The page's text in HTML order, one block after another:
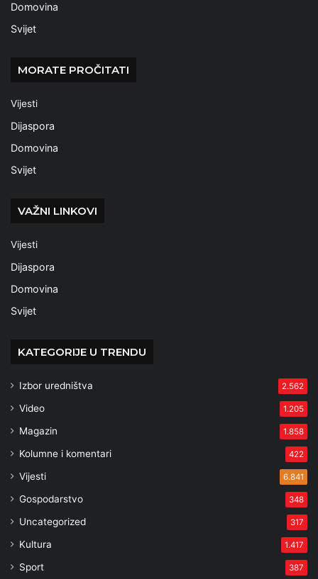
Domovina
Svijet
MORATE PROČITATI
Vijesti
Dijaspora
Domovina
Svijet
VAŽNI LINKOVI
Vijesti
Dijaspora
Domovina
Svijet
KATEGORIJE U TRENDU
Izbor uredništva 2.562
Video 1.205
Magazin 1.858
Kolumne i komentari 422
Vijesti 6.841
Gospodarstvo 348
Uncategorized 317
Kultura 1.417
Sport 387